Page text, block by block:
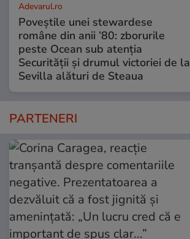
Adevarul.ro
Poveștile unei stewardese
române din anii ’80: zborurile
peste Ocean sub atenția
Securității și drumul victoriei de la
Sevilla alături de Steaua
PARTENERI